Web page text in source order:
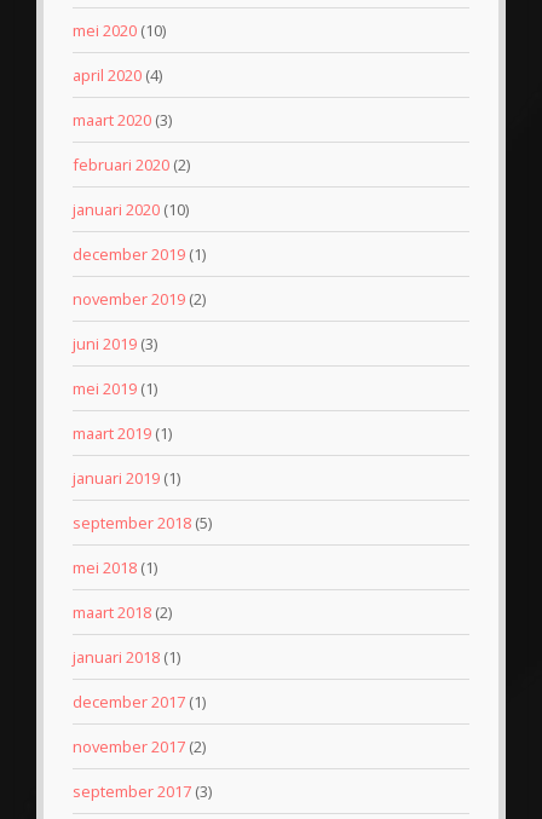
mei 2020 (10)
april 2020 (4)
maart 2020 (3)
februari 2020 (2)
januari 2020 (10)
december 2019 (1)
november 2019 (2)
juni 2019 (3)
mei 2019 (1)
maart 2019 (1)
januari 2019 (1)
september 2018 (5)
mei 2018 (1)
maart 2018 (2)
januari 2018 (1)
december 2017 (1)
november 2017 (2)
september 2017 (3)